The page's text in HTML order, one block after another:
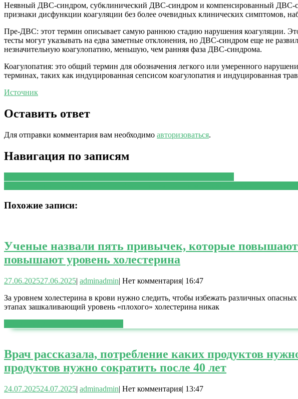
Неявный ДВС-синдром, субклинический ДВС-синдром и компенсированный ДВС-
признаки дисфункции коагуляции без более очевидных клинических симптомов,
Пре-ДВС: этот термин описывает самую раннюю стадию нарушения коагуляции.
тесты могут указывать на едва заметные отклонения, но ДВС-синдром еще не
незначительную коагулопатию, меньшую, чем ранняя фаза ДВС-синдрома.
Коагулопатия: это общий термин для обозначения легкого или умеренного
терминах, таких как индуцированная сепсисом коагулопатия и индуцированная
Источник
Оставить ответ
Для отправки комментария вам необходимо авторизоваться.
Навигация по записям
Похожие записи:
Ученые назвали пять привычек, которые повышают
повышают уровень холестерина
27.06.202527.06.2025| adminadmin| Нет комментария| 16:47
За уровнем холестерина в крови нужно следить, чтобы избежать различных
этапах зашкаливающий уровень «плохого» холестерина никак
Врач рассказала, потребление каких продуктов
продуктов нужно сократить после 40 лет
24.07.202524.07.2025| adminadmin| Нет комментария| 13:47